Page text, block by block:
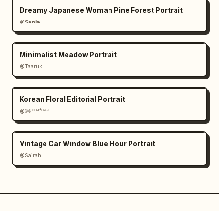
Dreamy Japanese Woman Pine Forest Portrait
@𝗦𝗮𝗻𝗶𝗮
Minimalist Meadow Portrait
@Taaruk
Korean Floral Editorial Portrait
@𝟡𝟜 ᴾᴸᴬʸᶠᴼᴿᴳᴱ
Vintage Car Window Blue Hour Portrait
@Sairah